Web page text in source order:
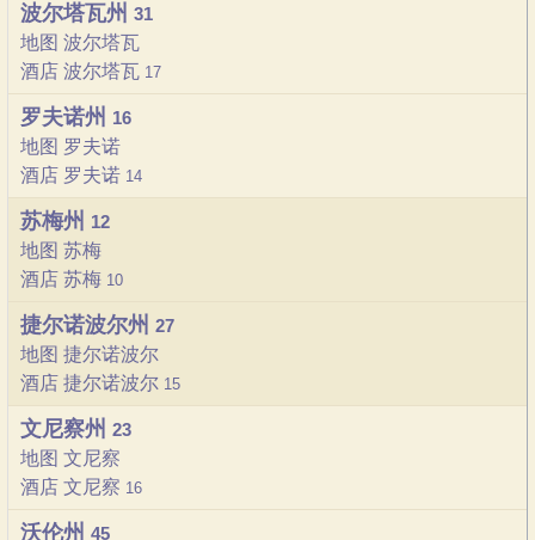
波尔塔瓦州 31
地图 波尔塔瓦
酒店 波尔塔瓦 17
罗夫诺州 16
地图 罗夫诺
酒店 罗夫诺 14
苏梅州 12
地图 苏梅
酒店 苏梅 10
捷尔诺波尔州 27
地图 捷尔诺波尔
酒店 捷尔诺波尔 15
文尼察州 23
地图 文尼察
酒店 文尼察 16
沃伦州 45